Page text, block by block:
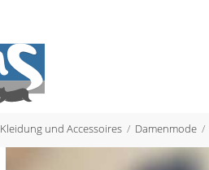
Kleidung und Accessoires Damenmode